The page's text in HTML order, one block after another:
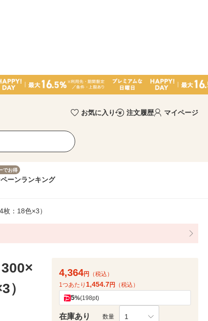
お気に入り 注文履歴 マイページ
でお得
ーンランキング
：18色×3）
4,364円
（税込）
1つあたり 1,454.7円 （税込）
5%(198pt)
在庫あり 数量 1